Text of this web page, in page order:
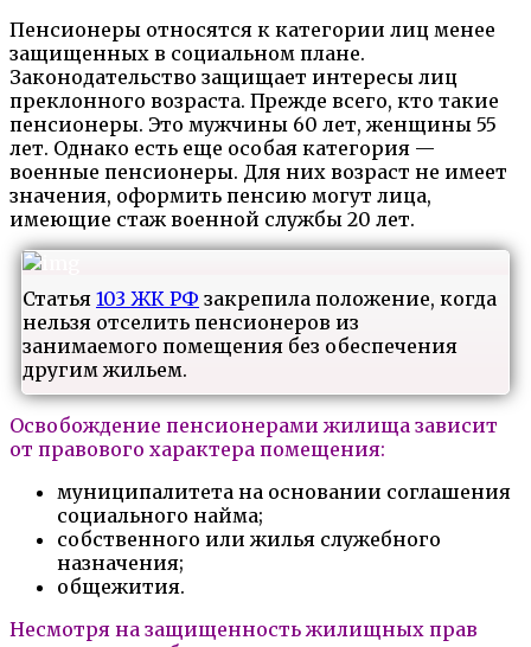
Пенсионеры относятся к категории лиц менее
защищенных в социальном плане.
Законодательство защищает интересы лиц
преклонного возраста. Прежде всего, кто такие
пенсионеры. Это мужчины 60 лет, женщины 55
лет. Однако есть еще особая категория —
военные пенсионеры. Для них возраст не имеет
значения, оформить пенсию могут лица,
имеющие стаж военной службы 20 лет.
Статья 103 ЖК РФ закрепила положение, когда
нельзя отселить пенсионеров из
занимаемого помещения без обеспечения
другим жильем.
Освобождение пенсионерами жилища зависит
от правового характера помещения:
муниципалитета на основании соглашения
социального найма;
собственного или жилья служебного
назначения;
общежития.
Несмотря на защищенность жилищных прав